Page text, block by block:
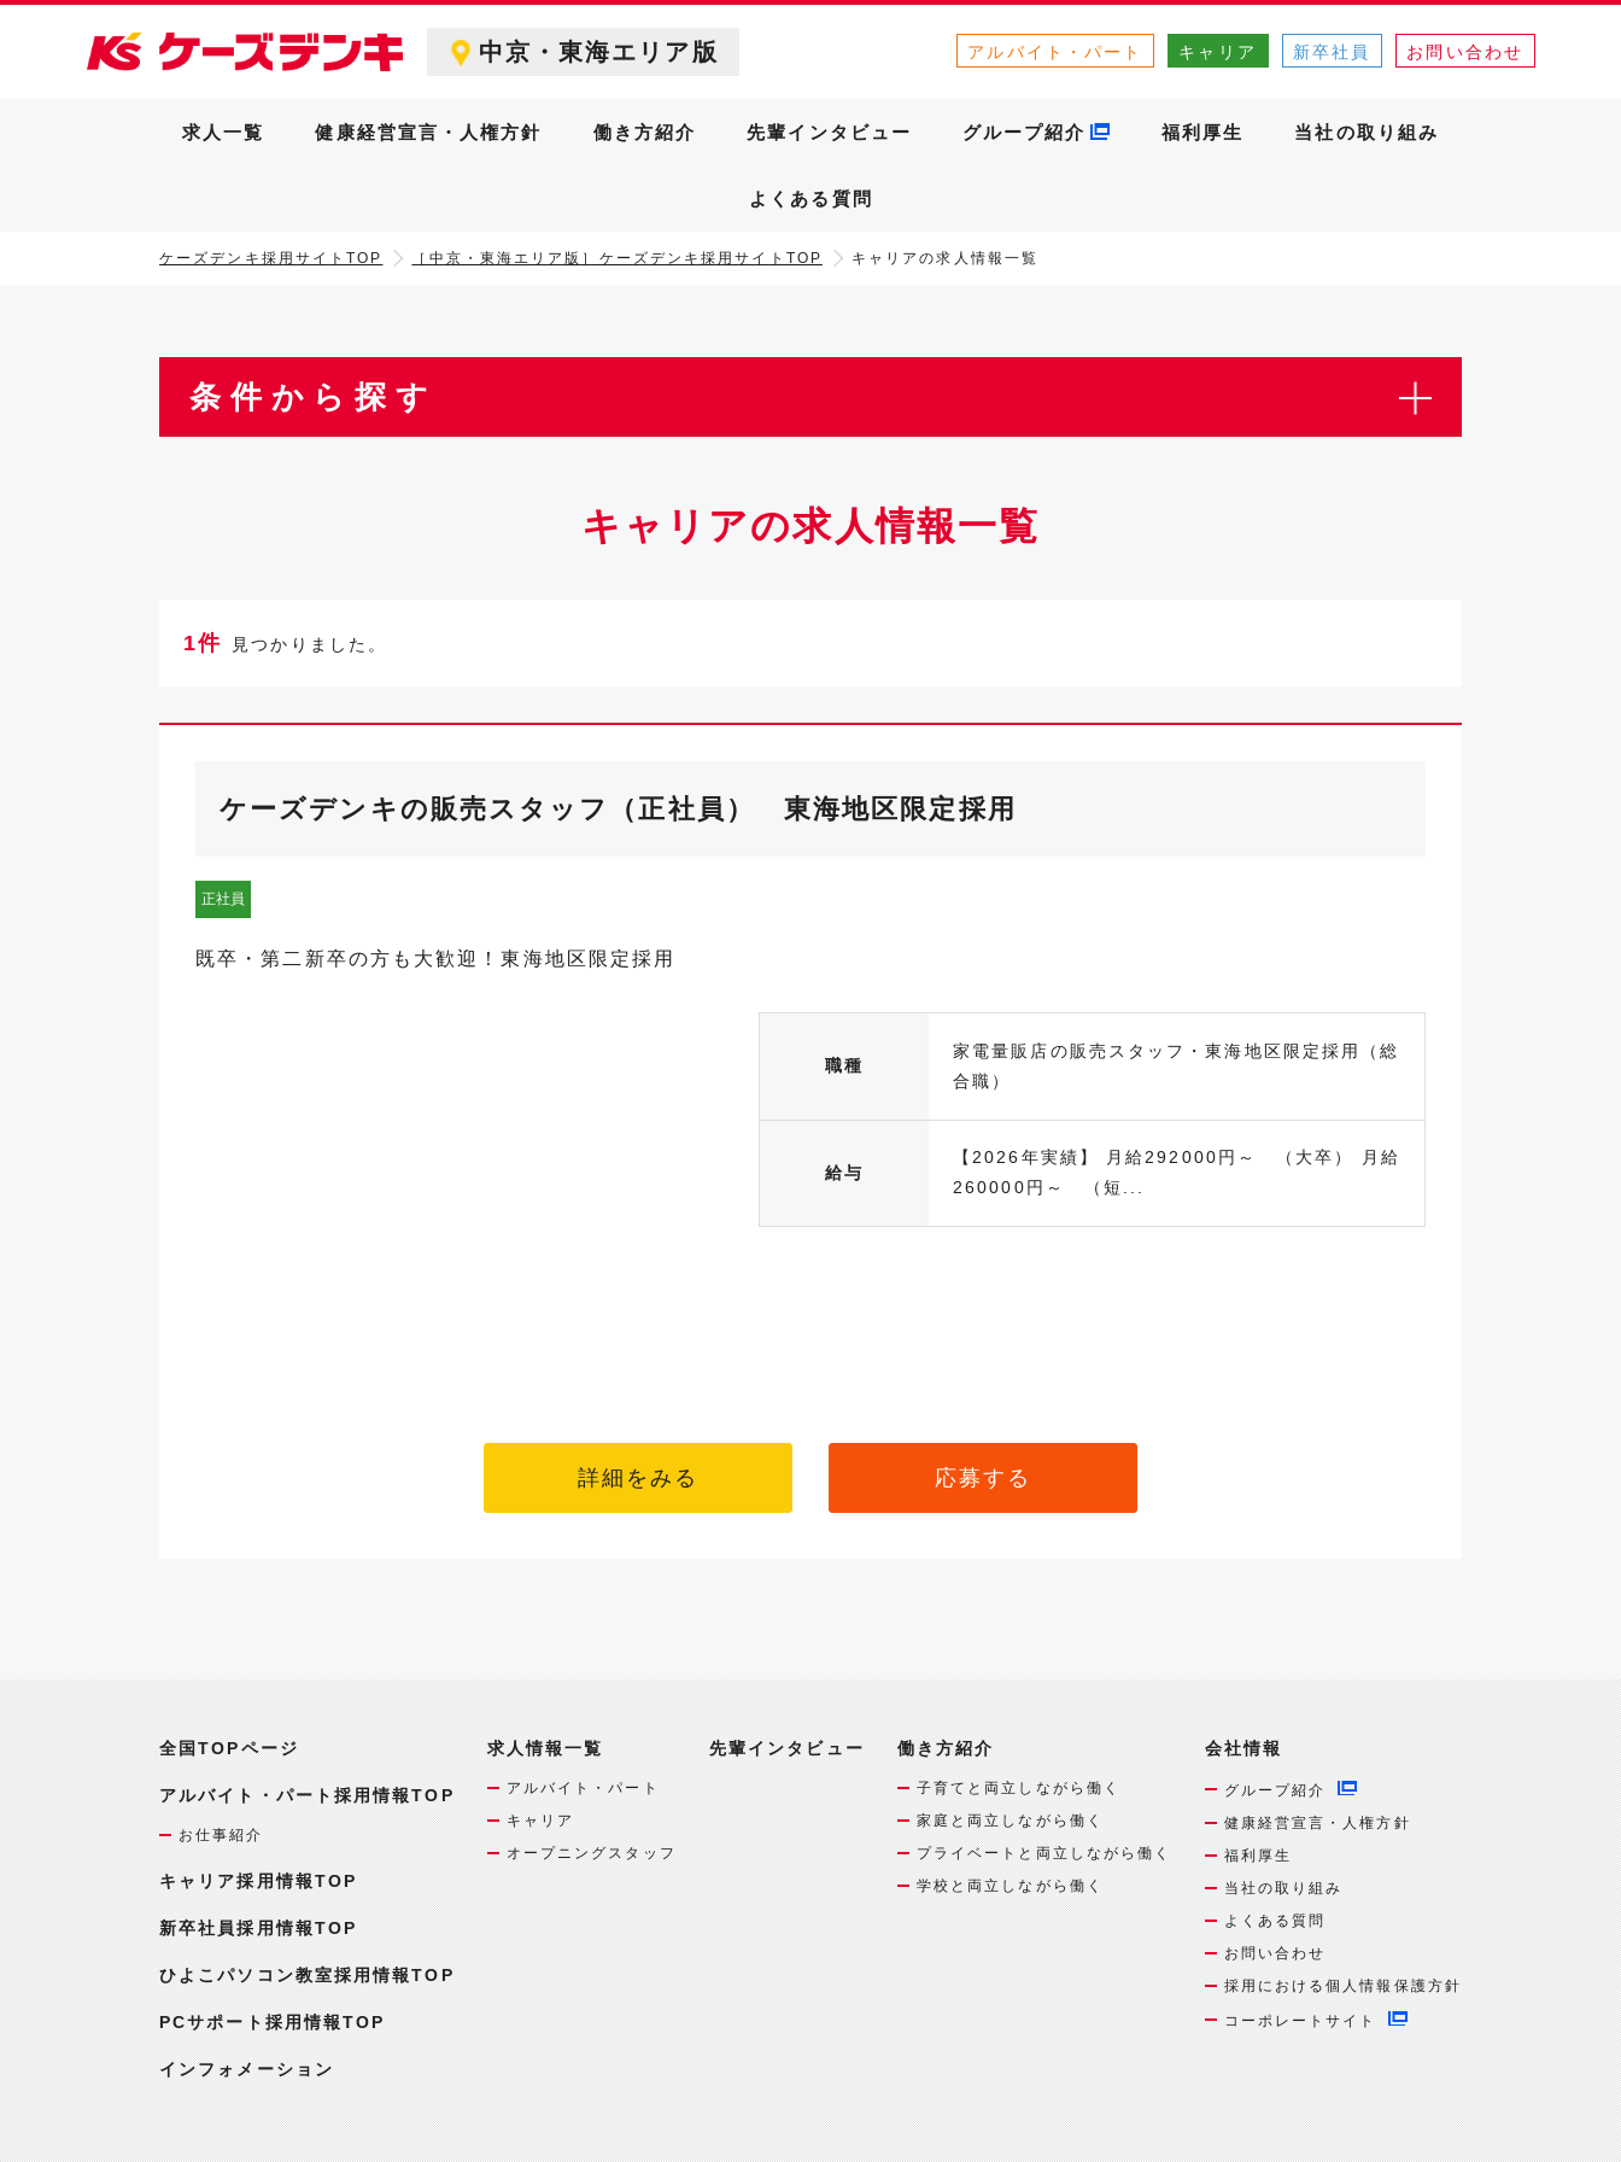
中京・東海エリア版 アルバイト・パート キャリア 新卒社員 お問い合わせ
求人一覧 健康経営宣言・人権方針 働き方紹介 先輩インタビュー グループ紹介 福利厚生 当社の取り組み
よくある質問
ケーズデンキ採用サイトTOP ［中京・東海エリア版］ケーズデンキ採用サイトTOP キャリアの求人情報一覧
条件から探す
キャリアの求人情報一覧
1件 見つかりました。
ケーズデンキの販売スタッフ（正社員） 東海地区限定採用
正社員
既卒・第二新卒の方も大歓迎！東海地区限定採用
職種
家電量販店の販売スタッフ・東海地区限定採用（総
合職）
給与
【2026年実績】 月給292000円～ （大卒） 月給
260000円～ （短...
詳細をみる 応募する
全国TOPページ
アルバイト・パート採用情報TOP
お仕事紹介
キャリア採用情報TOP
新卒社員採用情報TOP
ひよこパソコン教室採用情報TOP
PCサポート採用情報TOP
インフォメーション
求人情報一覧
アルバイト・パート
キャリア
オープニングスタッフ
先輩インタビュー 働き方紹介
子育てと両立しながら働く
家庭と両立しながら働く
プライベートと両立しながら働く
学校と両立しながら働く
会社情報
グループ紹介
健康経営宣言・人権方針
福利厚生
当社の取り組み
よくある質問
お問い合わせ
採用における個人情報保護方針
コーポレートサイト